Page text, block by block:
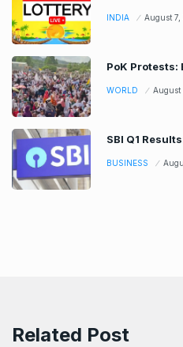
INDIA August 7,
PoK Protests:
WORLD August
SBI Q1
BUSINESS
Related Post